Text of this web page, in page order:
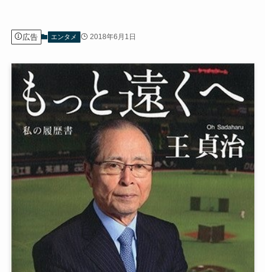
広告 エンタメ 2018年6月1日